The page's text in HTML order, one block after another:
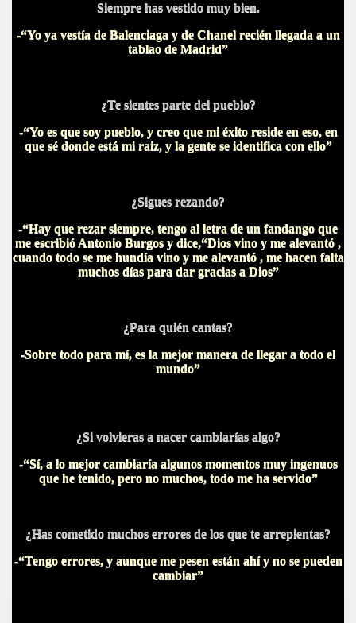
Siempre has vestido muy bien.
-“Yo ya vestía de Balenciaga y de Chanel recién llegada a un
tablao de Madrid”
¿Te sientes parte del pueblo?
-“Yo es que soy pueblo, y creo que mi éxito reside en eso, en
que sé donde está mi raiz, y la gente se identifica con ello”
¿Sigues rezando?
-“Hay que rezar siempre, tengo al letra de un fandango que
me escribió Antonio Burgos y dice,“Dios vino y me alevantó ,
cuando todo se me hundía vino y me alevantó , me hacen falta
muchos días para dar gracias a Dios”
¿Para quién cantas?
-Sobre todo para mí, es la mejor manera de llegar a todo el
mundo”
¿Si volvieras a nacer cambiarías algo?
-“Sí, a lo mejor cambiaría algunos momentos muy ingenuos
que he tenido, pero no muchos, todo me ha servido”
¿Has cometido muchos errores de los que te arrepientas?
-“Tengo errores, y aunque me pesen están ahí y no se pueden
cambiar”